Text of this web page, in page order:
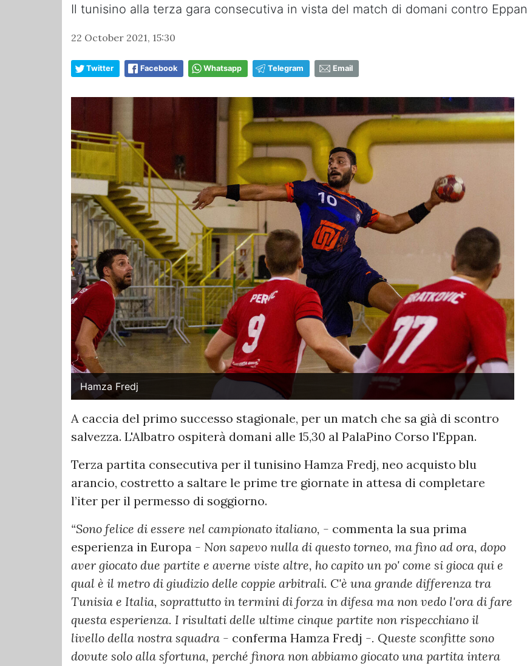
Il tunisino alla terza gara consecutiva in vista del match di domani contro Eppan
22 October 2021, 15:30
Twitter Facebook Whatsapp Telegram Email
Hamza Fredj
A caccia del primo successo stagionale, per un match che sa già di scontro
salvezza. L'Albatro ospiterà domani alle 15,30 al PalaPino Corso l'Eppan.
Terza partita consecutiva per il tunisino Hamza Fredj, neo acquisto blu
arancio, costretto a saltare le prime tre giornate in attesa di completare
l’iter per il permesso di soggiorno.
“Sono felice di essere nel campionato italiano, - commenta la sua prima
esperienza in Europa - Non sapevo nulla di questo torneo, ma fino ad ora, dopo
aver giocato due partite e averne viste altre, ho capito un po' come si gioca qui e
qual è il metro di giudizio delle coppie arbitrali. C'è una grande differenza tra
Tunisia e Italia, soprattutto in termini di forza in difesa ma non vedo l'ora di fare
questa esperienza. I risultati delle ultime cinque partite non rispecchiano il
livello della nostra squadra - conferma Hamza Fredj -. Queste sconfitte sono
dovute solo alla sfortuna, perché finora non abbiamo giocato una partita intera